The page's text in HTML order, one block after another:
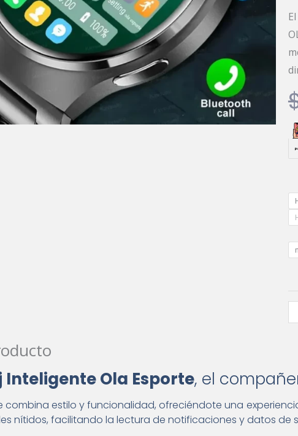
y
Inteligente Ola Esporte, el
combina estilo y funcionalidad, ofreciéndote una
nítidos, facilitando la lectura de notificaciones y datos de